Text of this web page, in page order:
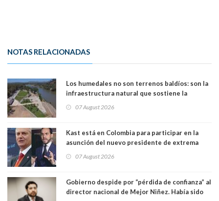
NOTAS RELACIONADAS
Los humedales no son terrenos baldíos: son la
infraestructura natural que sostiene la
07 August 2026
Kast está en Colombia para participar en la
asunción del nuevo presidente de extrema
07 August 2026
Gobierno despide por “pérdida de confianza” al
director nacional de Mejor Niñez. Había sido